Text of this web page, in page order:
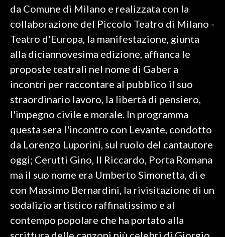
#CARAUNIONE
3 MINUTI CON
INFO AZIENDE
ABBONATI
ANNUNCI
NECROLOGI
PUBBLICITÀ
SPIAGGE
STORE
da Comune di Milano e realizzata con la
collaborazione del Piccolo Teatro di Milano -
Teatro d'Europa, la manifestazione, giunta
alla diciannovesima edizione, affianca le
proposte teatrali nel nome di Gaber a
incontri per raccontare al pubblico il suo
straordinario lavoro, la libertà di pensiero,
l'impegno civile e morale. In programma
questa sera l'incontro con Levante, condotto
da Lorenzo Luporini, sul ruolo del cantautore
oggi; Cerutti Gino, Il Riccardo, Porta Romana
ma il suo nome era Umberto Simonetta, di e
con Massimo Bernardini, la rivisitazione di un
sodalizio artistico raffinatissimo e al
contempo popolare che ha portato alla